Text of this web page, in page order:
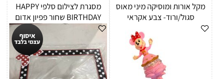
מקל אורות ומוסיקה מיני מאוס
סגול/ורוד- צבע אקראי
מסגרת לצילום סלפי HAPPY
BIRTHDAY שחור פפיון אדום
איסוף עצמי בלבד!